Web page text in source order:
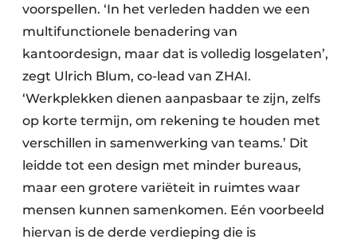
voorspellen. ‘In het verleden hadden we een
multifunctionele benadering van
kantoordesign, maar dat is volledig losgelaten’,
zegt Ulrich Blum, co-lead van ZHAI.
‘Werkplekken dienen aanpasbaar te zijn, zelfs
op korte termijn, om rekening te houden met
verschillen in samenwerking van teams.’ Dit
leidde tot een design met minder bureaus,
maar een grotere variëteit in ruimtes waar
mensen kunnen samenkomen. Eén voorbeeld
hiervan is de derde verdieping die is